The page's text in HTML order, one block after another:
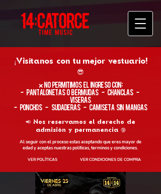
¡Visítanos con tu mejor vestuario!
😎
​❌ No permitimos el ingreso con:
- Pantalonetas o Bermudas - Chanclas -
Viseras
- Ponchos - Sudaderas - Camiseta sin Mangas
📢 Nos reservamos el derecho de
admisión y permanencia 🔞
Al seguir con el proceso estas aceptando que eres mayor de
edad y aceptas nuestras políticas, terminos y condiciones.
VER POLÍTICAS VER CONDICIONES DE COMPRA